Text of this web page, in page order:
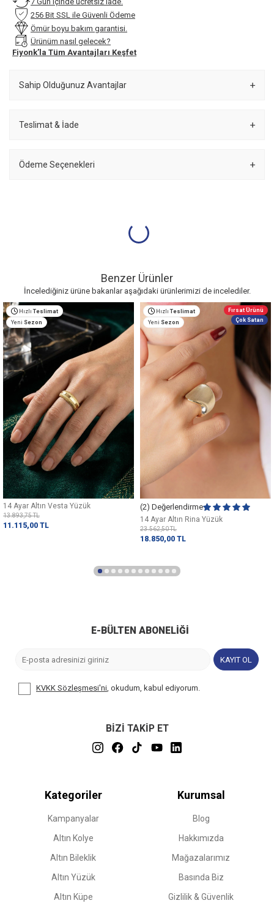
256 Bit SSL ile Güvenli Ödeme
Ömür boyu bakım garantisi.
Ürünüm nasıl gelecek?
Fiyonk’la Tüm Avantajları Keşfet
Sahip Olduğunuz Avantajlar
Teslimat & İade
Ödeme Seçenekleri
Benzer Ürünler
İncelediğiniz ürüne bakanlar aşağıdaki ürünlerimizi de incelediler.
Hızlı Teslimat
Yeni Sezon
14 Ayar Altın Vesta Yüzük
13.893,75TL
11.115,00 TL
Hızlı Teslimat
Yeni Sezon
Fırsat Ürünü
Çok Satan
(2) Değerlendirme
14 Ayar Altın Rina Yüzük
23.562,50TL
18.850,00 TL
E-BÜLTEN ABONELIĞI
KAYIT OL
KVKK Sözleşmesi'ni, okudum, kabul ediyorum.
BİZİ TAKİP ET
Kategoriler
Kampanyalar
Altın Kolye
Altın Bileklik
Altın Yüzük
Altın Küpe
Kurumsal
Blog
Hakkımızda
Mağazalarımız
Basında Biz
Gizlilik & Güvenlik